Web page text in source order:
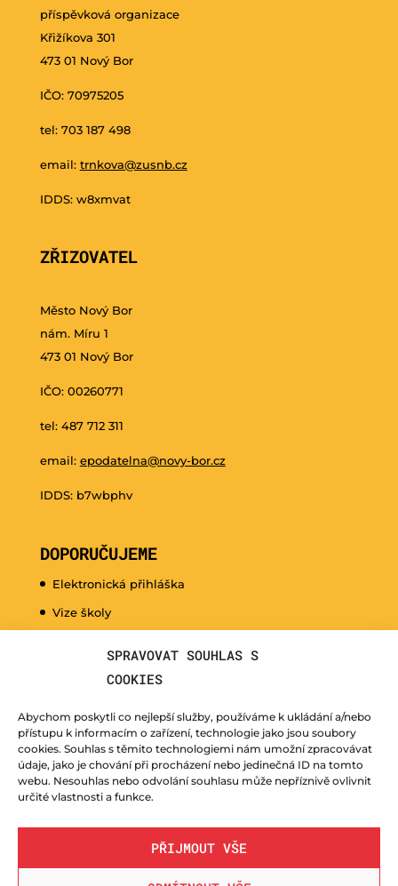
SPRAVOVAT SOUHLAS S
COOKIES
Abychom poskytli co nejlepší služby, používáme k ukládání a/nebo
přístupu k informacím o zařízení, technologie jako jsou soubory
cookies. Souhlas s těmito technologiemi nám umožní zpracovávat
údaje, jako je chování při procházení nebo jedinečná ID na tomto
webu. Nesouhlas nebo odvolání souhlasu může nepříznivě ovlivnit
určité vlastnosti a funkce.
PŘIJMOUT VŠE
příspěvková organizace
Křižíkova 301
473 01 Nový Bor
IČO: 70975205
tel: 703 187 498
email: trnkova@zusnb.cz
IDDS: w8xmvat
ZŘIZOVATEL
Město Nový Bor
nám. Míru 1
473 01 Nový Bor
IČO: 00260771
tel: 487 712 311
email: epodatelna@novy-bor.cz
IDDS: b7wbphv
DOPORUČUJEME
Elektronická přihláška
Vize školy
Kurzy pro veřejnost
Fotogalerie
Učitelé